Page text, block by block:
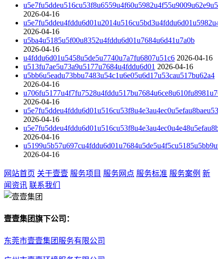
2026-04-16
2026-04-16
u5ba4u5185u5f00u8352u4fddu6d01u7684u6d41u7a0b
2026-04-16
u4fddu6d01u5458u5de5u7740u7a7fu6807u51c6 2026-04-16
u513fu7ae5u73a9u5177u7684u4fddu6d01 2026-04-16
u5bb6u5eadu73bbu7483u54c1u6e05u6d17u53cau517bu62a4
2026-04-16
2026-04-16
2026-04-16
2026-04-16
2026-04-16
网站首页 关于壹壹 服务项目 服务网点 服务标准 服务案例 新
闻资讯 联系我们
壹壹集团旗下公司：
东莞市壹壹集团服务有限公司